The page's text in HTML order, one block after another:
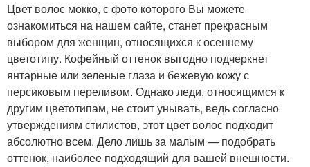
Цвет волос мокко, с фото которого Вы можете
ознакомиться на нашем сайте, станет прекрасным
выбором для женщин, относящихся к осеннему
цветотипу. Кофейный оттенок выгодно подчеркнет
янтарные или зеленые глаза и бежевую кожу с
персиковым переливом. Однако леди, относящимся к
другим цветотипам, не стоит унывать, ведь согласно
утверждениям стилистов, этот цвет волос подходит
абсолютно всем. Дело лишь за малым — подобрать
оттенок, наиболее подходящий для вашей внешности.